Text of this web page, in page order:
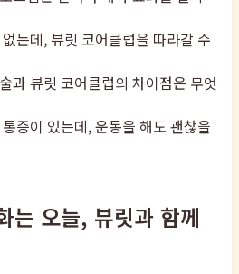
는데, 뷰릿 코어클럽을 따라갈 수
과 뷰릿 코어클럽의 차이점은 무엇
증이 있는데, 운동을 해도 괜찮을
는 오늘, 뷰릿과 함께